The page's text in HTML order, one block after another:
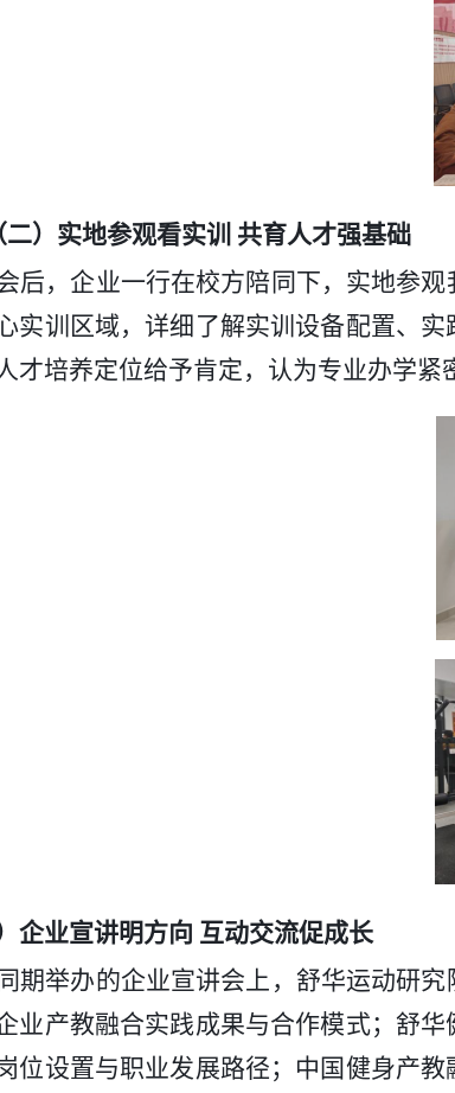
二）实地参观看实训 共育人才强基础
后，企业一行在校方陪同下，实地参
实训区域，详细了解实训设备配置、
才培养定位给予肯定，认为专业办学紧
企业宣讲明方向 互动交流促成长
同期举办的企业宣讲会上，舒华运动研
业产教融合实践成果与合作模式；舒
位设置与职业发展路径；中国健身产